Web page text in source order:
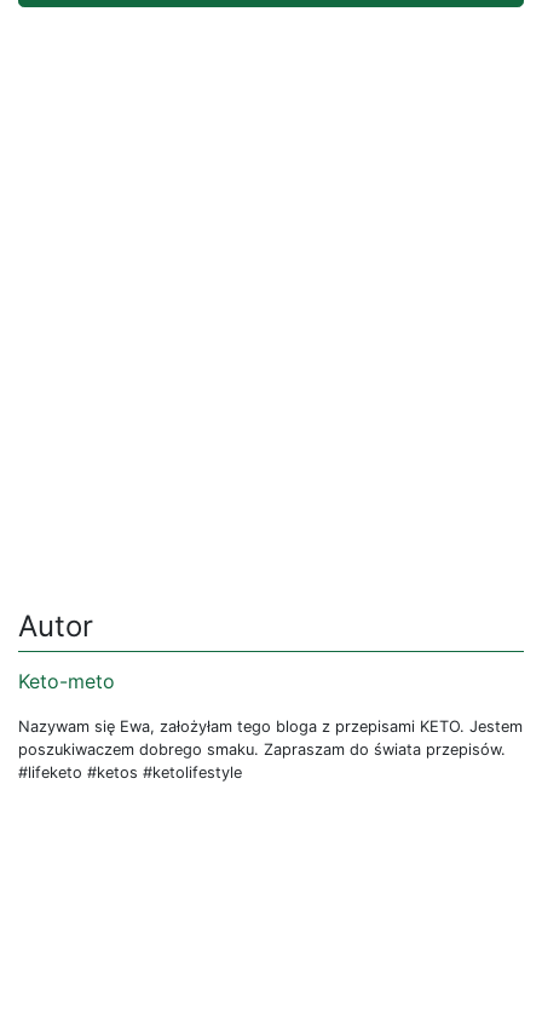
Autor
Keto-meto
Nazywam się Ewa, założyłam tego bloga z przepisami KETO. Jestem
poszukiwaczem dobrego smaku. Zapraszam do świata przepisów.
#lifeketo #ketos #ketolifestyle